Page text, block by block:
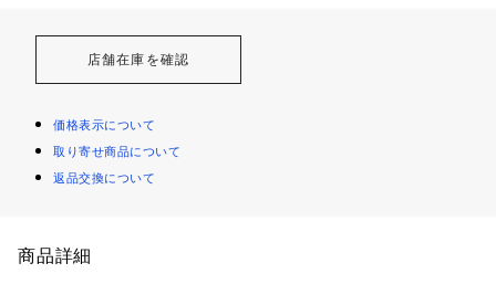
店舗在庫を確認
価格表示について
取り寄せ商品について
返品交換について
商品詳細